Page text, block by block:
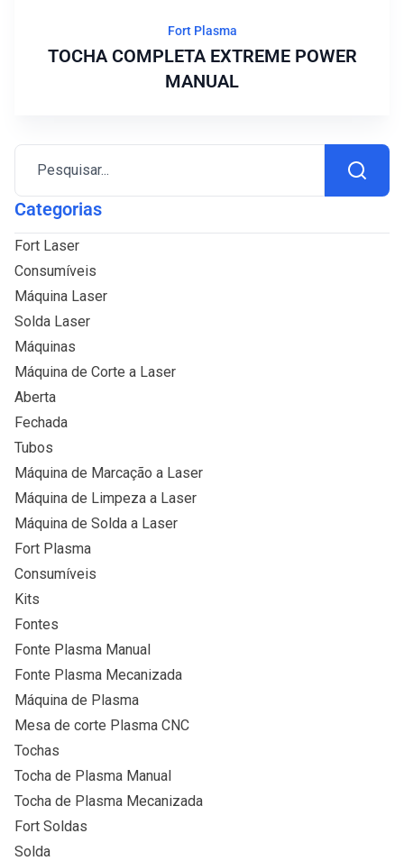
Fort Plasma
TOCHA COMPLETA EXTREME POWER
MANUAL
Pesquisar...
Categorias
Fort Laser
Consumíveis
Máquina Laser
Solda Laser
Máquinas
Máquina de Corte a Laser
Aberta
Fechada
Tubos
Máquina de Marcação a Laser
Máquina de Limpeza a Laser
Máquina de Solda a Laser
Fort Plasma
Consumíveis
Kits
Fontes
Fonte Plasma Manual
Fonte Plasma Mecanizada
Máquina de Plasma
Mesa de corte Plasma CNC
Tochas
Tocha de Plasma Manual
Tocha de Plasma Mecanizada
Fort Soldas
Solda